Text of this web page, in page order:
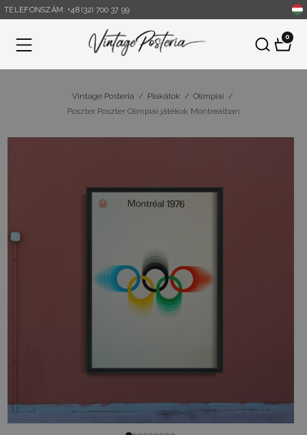
TELEFONSZÁM: +48 (32) 700 37 99
Menü
0
Vintage Posteria / Plakátok / Olimpiai /
Poszter Poszter Olimpiai játékok Montrealban